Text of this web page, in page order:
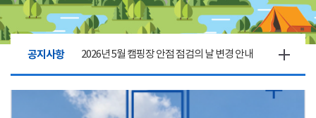
공지사항 2026년 5월 캠핑장 안점 점검의 날 변경 안내
캠핑장(9월1일~6일) 미운영 공지